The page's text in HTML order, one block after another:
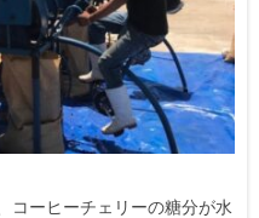
コーヒーチェリーの糖分が水